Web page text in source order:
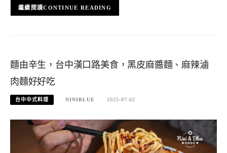
CONTINUE READING
麵由辛生，台中漢口路美食，黑皮麻醬麵、麻辣滷
肉麵好好吃
台中中式料理 NINIBLUE 2025-07-02